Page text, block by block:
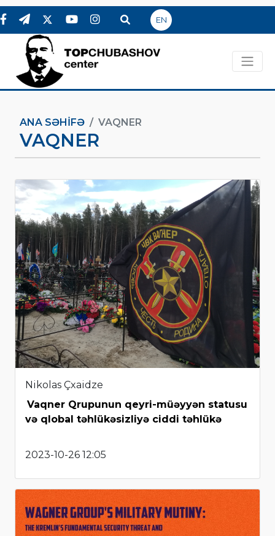
EN
ANA SƏHIFƏ VAQNER
VAQNER
Nikolas Çxaidze
Vaqner Qrupunun qeyri-müəyyən statusu
və qlobal təhlükəsizliyə ciddi təhlükə
2023-10-26 12:05